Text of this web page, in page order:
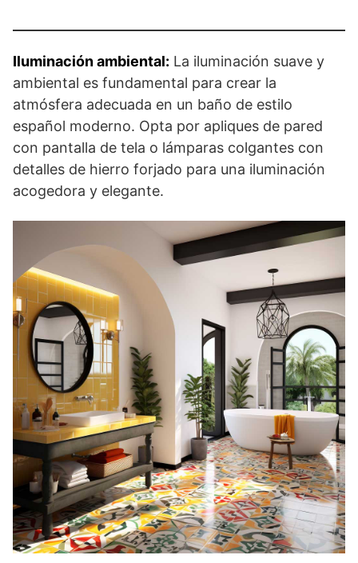
Iluminación ambiental: La iluminación suave y
ambiental es fundamental para crear la
atmósfera adecuada en un baño de estilo
español moderno. Opta por apliques de pared
con pantalla de tela o lámparas colgantes con
detalles de hierro forjado para una iluminación
acogedora y elegante.